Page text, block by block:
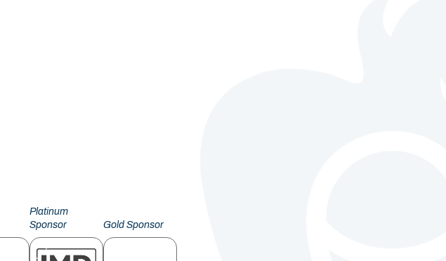
Platinum
Sponsor
Gold Sponsor